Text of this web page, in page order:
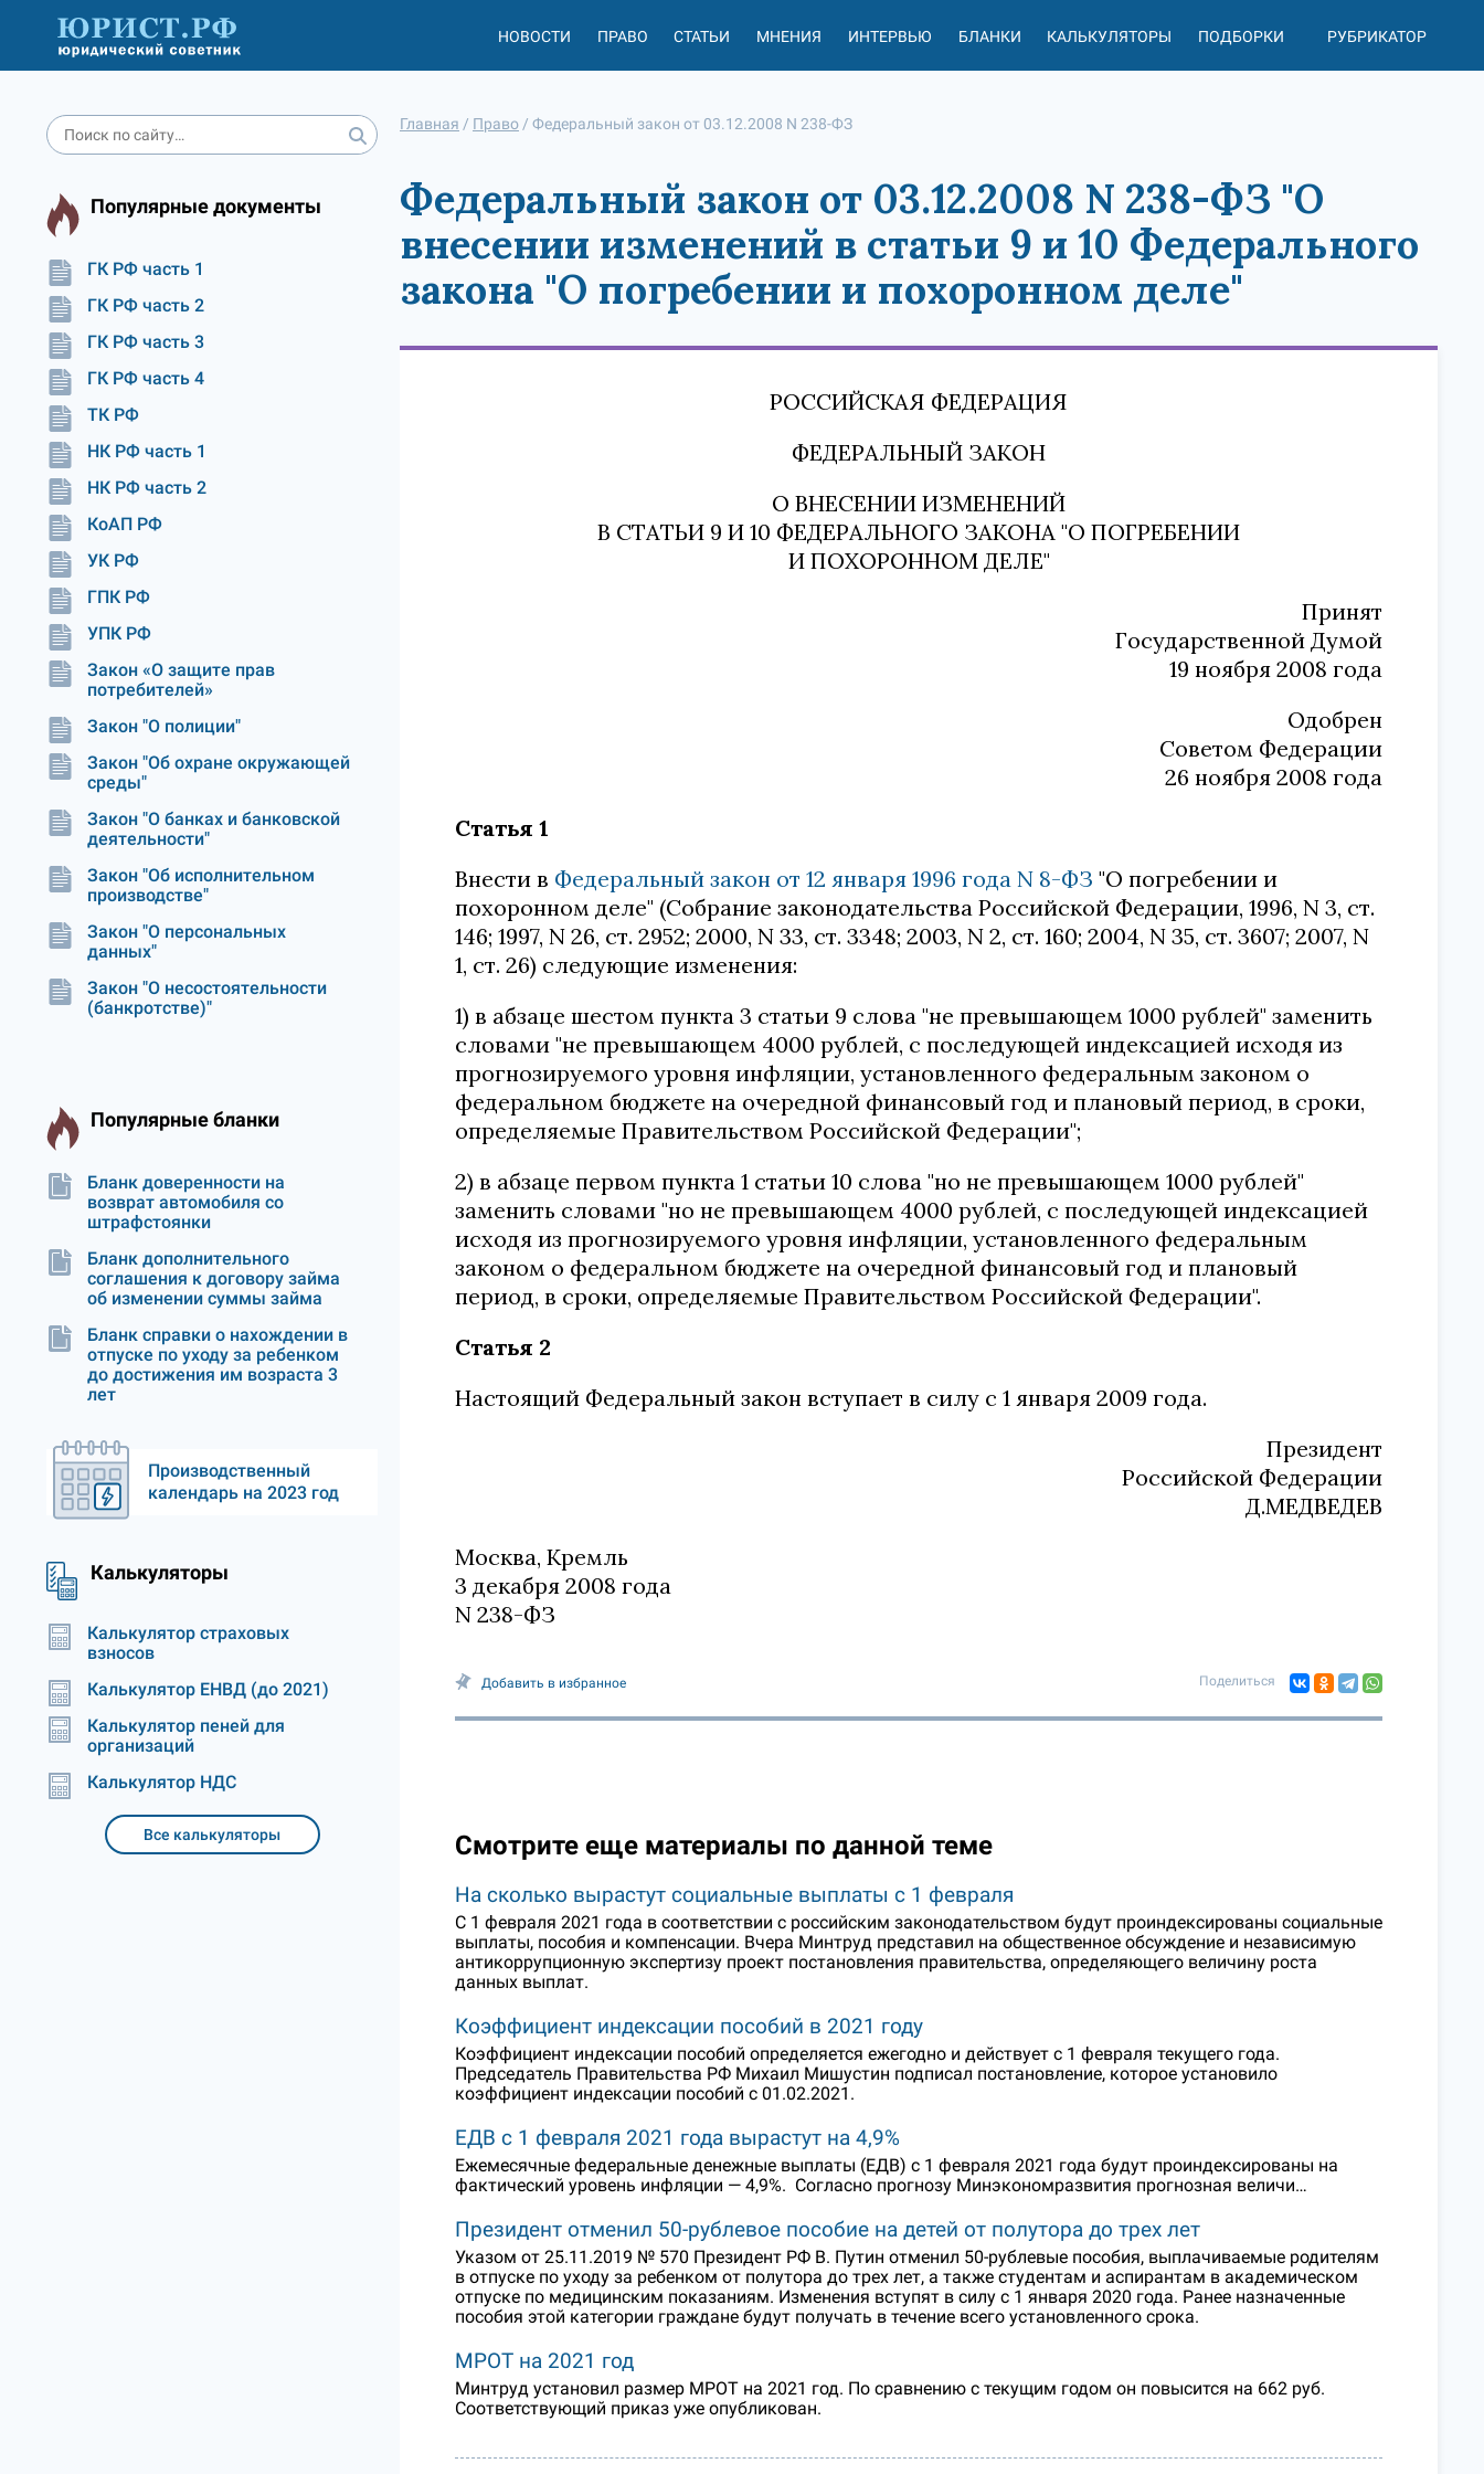
НОВОСТИ ПРАВО СТАТЬИ МНЕНИЯ ИНТЕРВЬЮ БЛАНКИ КАЛЬКУЛЯТОРЫ ПОДБОРКИ РУБРИКАТОР
Популярные документы
ГК РФ часть 1
ГК РФ часть 2
ГК РФ часть 3
ГК РФ часть 4
ТК РФ
НК РФ часть 1
НК РФ часть 2
КоАП РФ
УК РФ
ГПК РФ
УПК РФ
Закон «О защите прав
потребителей»
Закон "О полиции"
Закон "Об охране окружающей
среды"
Закон "О банках и банковской
деятельности"
Закон "Об исполнительном
производстве"
Закон "О персональных
данных"
Закон "О несостоятельности
(банкротстве)"
Популярные бланки
Бланк доверенности на
возврат автомобиля со
штрафстоянки
Бланк дополнительного
соглашения к договору займа
об изменении суммы займа
Бланк справки о нахождении в
отпуске по уходу за ребенком
до достижения им возраста 3
лет
Производственный
календарь на 2023 год
Калькуляторы
Калькулятор страховых
взносов
Калькулятор ЕНВД (до 2021)
Калькулятор пеней для
организаций
Калькулятор НДС
Все калькуляторы
Главная / Право / Федеральный закон от 03.12.2008 N 238-ФЗ
Федеральный закон от 03.12.2008 N 238-ФЗ "О
внесении изменений в статьи 9 и 10 Федерального
закона "О погребении и похоронном деле"
РОССИЙСКАЯ ФЕДЕРАЦИЯ
ФЕДЕРАЛЬНЫЙ ЗАКОН
О ВНЕСЕНИИ ИЗМЕНЕНИЙ
В СТАТЬИ 9 И 10 ФЕДЕРАЛЬНОГО ЗАКОНА "О ПОГРЕБЕНИИ
И ПОХОРОННОМ ДЕЛЕ"
Принят
Государственной Думой
19 ноября 2008 года
Одобрен
Советом Федерации
26 ноября 2008 года
Статья 1
Внести в Федеральный закон от 12 января 1996 года N 8-ФЗ "О погребении и
похоронном деле" (Собрание законодательства Российской Федерации, 1996, N 3, ст.
146; 1997, N 26, ст. 2952; 2000, N 33, ст. 3348; 2003, N 2, ст. 160; 2004, N 35, ст. 3607; 2007, N
1, ст. 26) следующие изменения:
1) в абзаце шестом пункта 3 статьи 9 слова "не превышающем 1000 рублей" заменить
словами "не превышающем 4000 рублей, с последующей индексацией исходя из
прогнозируемого уровня инфляции, установленного федеральным законом о
федеральном бюджете на очередной финансовый год и плановый период, в сроки,
определяемые Правительством Российской Федерации";
2) в абзаце первом пункта 1 статьи 10 слова "но не превышающем 1000 рублей"
заменить словами "но не превышающем 4000 рублей, с последующей индексацией
исходя из прогнозируемого уровня инфляции, установленного федеральным
законом о федеральном бюджете на очередной финансовый год и плановый
период, в сроки, определяемые Правительством Российской Федерации".
Статья 2
Настоящий Федеральный закон вступает в силу с 1 января 2009 года.
Президент
Российской Федерации
Д.МЕДВЕДЕВ
Москва, Кремль
3 декабря 2008 года
N 238-ФЗ
Добавить в избранное Поделиться
Смотрите еще материалы по данной теме
На сколько вырастут социальные выплаты с 1 февраля
С 1 февраля 2021 года в соответствии с российским законодательством будут проиндексированы социальные
выплаты, пособия и компенсации. Вчера Минтруд представил на общественное обсуждение и независимую
антикоррупционную экспертизу проект постановления правительства, определяющего величину роста
данных выплат.
Коэффициент индексации пособий в 2021 году
Коэффициент индексации пособий определяется ежегодно и действует с 1 февраля текущего года.
Председатель Правительства РФ Михаил Мишустин подписал постановление, которое установило
коэффициент индексации пособий с 01.02.2021.
ЕДВ с 1 февраля 2021 года вырастут на 4,9%
Ежемесячные федеральные денежные выплаты (ЕДВ) с 1 февраля 2021 года будут проиндексированы на
фактический уровень инфляции — 4,9%. Согласно прогнозу Минэкономразвития прогнозная величи…
Президент отменил 50-рублевое пособие на детей от полутора до трех лет
Указом от 25.11.2019 № 570 Президент РФ В. Путин отменил 50-рублевые пособия, выплачиваемые родителям
в отпуске по уходу за ребенком от полутора до трех лет, а также студентам и аспирантам в академическом
отпуске по медицинским показаниям. Изменения вступят в силу с 1 января 2020 года. Ранее назначенные
пособия этой категории граждане будут получать в течение всего установленного срока.
МРОТ на 2021 год
Минтруд установил размер МРОТ на 2021 год. По сравнению с текущим годом он повысится на 662 руб.
Соответствующий приказ уже опубликован.